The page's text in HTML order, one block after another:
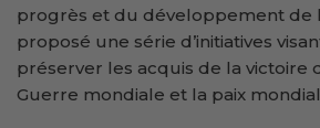
progrès et du développement de
proposé une série d’initiatives
préserver les acquis de la victoire
Guerre mondiale et la paix